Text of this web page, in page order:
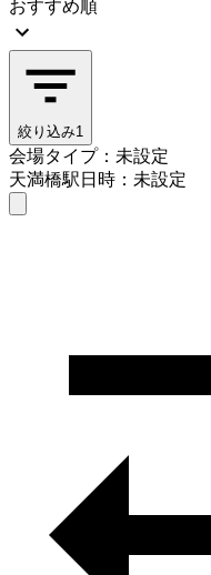
おすすめ順
絞り込み1
会場タイプ：未設定
天満橋駅日時：未設定